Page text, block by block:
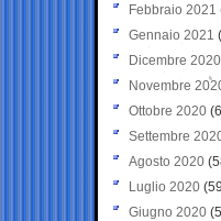
Febbraio 2021
Gennaio 2021
Dicembre 2020
Novembre
Ottobre 2020
Settembre
Agosto 2020
Luglio 2020
Giugno 2020